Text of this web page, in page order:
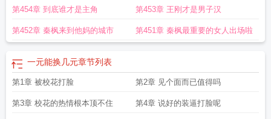
钱谁还做舔狗啊笔趣阁1元变成0.01元的奥秘是什么谁还做舔狗啊酒酿梅花
打一成语一元可以换成多少元一元变一万谁还做舔狗啊短剧演员表一元换
10000金币图片一元钱变一百元谁还做舔狗啊的出处和背景介绍一元能换几
元一元变一万谁还做舔狗啊TXT
啊唐子欣一元变一万谁还做舔狗啊演员表一元变一百元扔一元变百元一元变
一万谁还做舔狗啊全集
一元钱怎么变成两元钱 谁还做舔狗啊酒酿梅花
成两元钱 谁还做舔狗啊酒酿TXT 一元钱可以变成两元钱吗 谁还做舔狗啊免费阅
第454章 到底谁才是主角 第453章 王刚才是男子汉
第452章 秦枫来到他妈的城市 第451章 秦枫最重要的女人出场啦
一元能换几元章节列表
第1章 被校花打脸 第2章 见个面而已值得吗
第3章 校花的热情根本顶不住 第4章 说好的装逼打脸呢